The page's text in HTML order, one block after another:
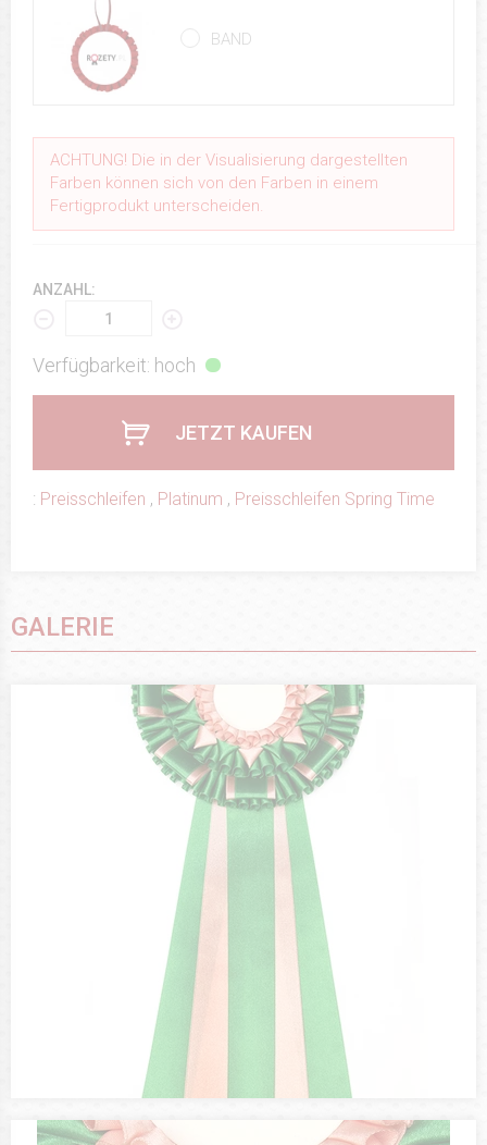
BAND
ACHTUNG! Die in der Visualisierung dargestellten
Farben können sich von den Farben in einem
Fertigprodukt unterscheiden.
ANZAHL:
Verfügbarkeit: hoch
JETZT KAUFEN
: Preisschleifen , Platinum , Preisschleifen Spring Time
GALERIE